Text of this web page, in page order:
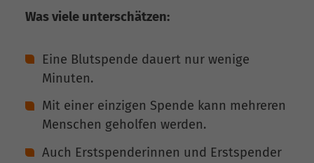
Was viele unterschätzen:
Eine Blutspende dauert nur wenige
Minuten.
Mit einer einzigen Spende kann mehreren
Menschen geholfen werden.
Auch Erstspenderinnen und Erstspender